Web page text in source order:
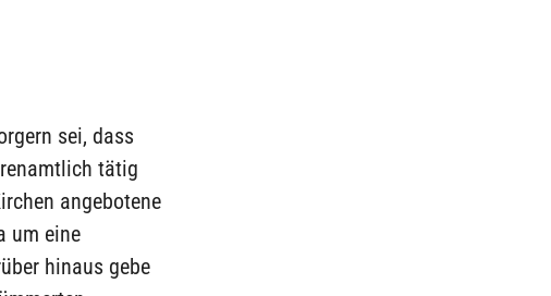
sei, dass
tätig
angebotene
um eine
hinaus gebe